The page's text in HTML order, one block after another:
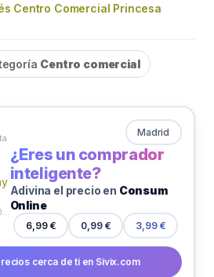
Centro Comercial Princesa
Centro comercial
Madrid
¿Eres un comprador
inteligente?
Adivina el precio en Consum
Online
6,99 € 0,99 € 3,99 €
cerca de ti en Sivix.com